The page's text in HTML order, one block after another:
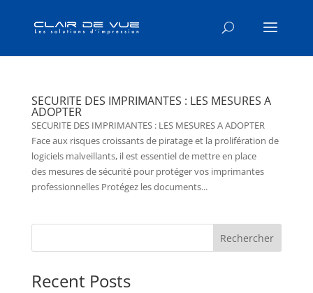
SECURITE DES IMPRIMANTES : LES MESURES A
ADOPTER
SECURITE DES IMPRIMANTES : LES MESURES A ADOPTER
Face aux risques croissants de piratage et la prolifération de
logiciels malveillants, il est essentiel de mettre en place
des mesures de sécurité pour protéger vos imprimantes
professionnelles Protégez les documents...
Rechercher
Recent Posts